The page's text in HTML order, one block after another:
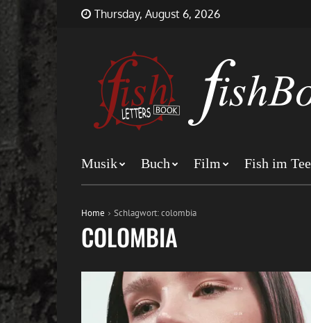
content
FishBookLetters
Musik,
Buch…
Thursday, August 6, 2026
Musik Buch Film Fish im Tee
Home Schlagwort:colombia
COLOMBIA